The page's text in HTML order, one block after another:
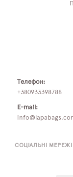
СОЦІАЛЬНІ МЕРЕЖІ
Телефон:
+380933398788
E-mail: